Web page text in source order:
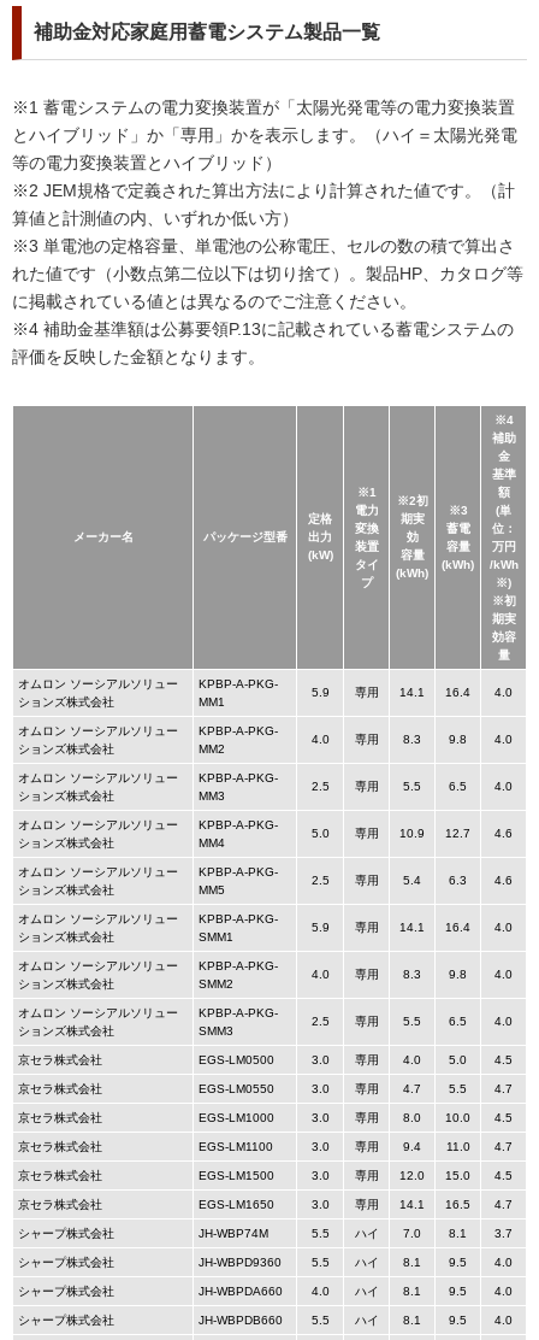
補助金対応家庭用蓄電システム製品一覧
※1 蓄電システムの電力変換装置が「太陽光発電等の電力変換装置
とハイブリッド」か「専用」かを表示します。（ハイ＝太陽光発電
等の電力変換装置とハイブリッド）
※2 JEM規格で定義された算出方法により計算された値です。（計
算値と計測値の内、いずれか低い方）
※3 単電池の定格容量、単電池の公称電圧、セルの数の積で算出さ
れた値です（小数点第二位以下は切り捨て）。製品HP、カタログ等
に掲載されている値とは異なるのでご注意ください。
※4 補助金基準額は公募要領P.13に記載されている蓄電システムの
評価を反映した金額となります。
メーカー名 パッケージ型番
定格
出力
(kW)
※1
電力
変換
装置
タイ
プ
※2初
期実
効
容量
(kWh)
※3
蓄電
容量
(kWh)
※4
補助
金
基準
額
(単
位：
万円
/kWh
※)
※初
期実
効容
量
オムロン ソーシアルソリュー
ションズ株式会社
KPBP-A-PKG-
MM1
5.9 専用 14.1 16.4 4.0
オムロン ソーシアルソリュー
ションズ株式会社
KPBP-A-PKG-
MM2
4.0 専用 8.3 9.8 4.0
オムロン ソーシアルソリュー
ションズ株式会社
KPBP-A-PKG-
MM3
2.5 専用 5.5 6.5 4.0
オムロン ソーシアルソリュー
ションズ株式会社
KPBP-A-PKG-
MM4
5.0 専用 10.9 12.7 4.6
オムロン ソーシアルソリュー
ションズ株式会社
KPBP-A-PKG-
MM5
2.5 専用 5.4 6.3 4.6
オムロン ソーシアルソリュー
ションズ株式会社
KPBP-A-PKG-
SMM1
5.9 専用 14.1 16.4 4.0
オムロン ソーシアルソリュー
ションズ株式会社
KPBP-A-PKG-
SMM2
4.0 専用 8.3 9.8 4.0
オムロン ソーシアルソリュー
ションズ株式会社
KPBP-A-PKG-
SMM3
2.5 専用 5.5 6.5 4.0
京セラ株式会社 EGS-LM0500 3.0 専用 4.0 5.0 4.5
京セラ株式会社 EGS-LM0550 3.0 専用 4.7 5.5 4.7
京セラ株式会社 EGS-LM1000 3.0 専用 8.0 10.0 4.5
京セラ株式会社 EGS-LM1100 3.0 専用 9.4 11.0 4.7
京セラ株式会社 EGS-LM1500 3.0 専用 12.0 15.0 4.5
京セラ株式会社 EGS-LM1650 3.0 専用 14.1 16.5 4.7
シャープ株式会社 JH-WBP74M 5.5 ハイ 7.0 8.1 3.7
シャープ株式会社 JH-WBPD9360 5.5 ハイ 8.1 9.5 4.0
シャープ株式会社 JH-WBPDA660 4.0 ハイ 8.1 9.5 4.0
シャープ株式会社 JH-WBPDB660 5.5 ハイ 8.1 9.5 4.0